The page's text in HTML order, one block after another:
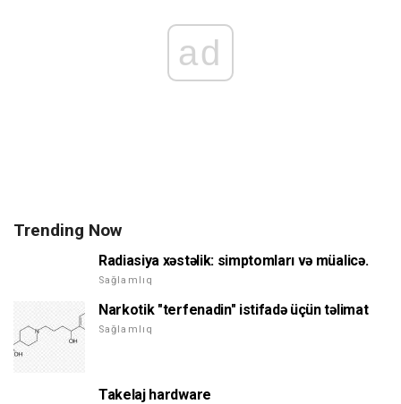
ad
Trending Now
Radiasiya xəstəlik: simptomları və müalicə.
Sağlamlıq
Narkotik "terfenadin" istifadə üçün təlimat
Sağlamlıq
Takelaj hardware